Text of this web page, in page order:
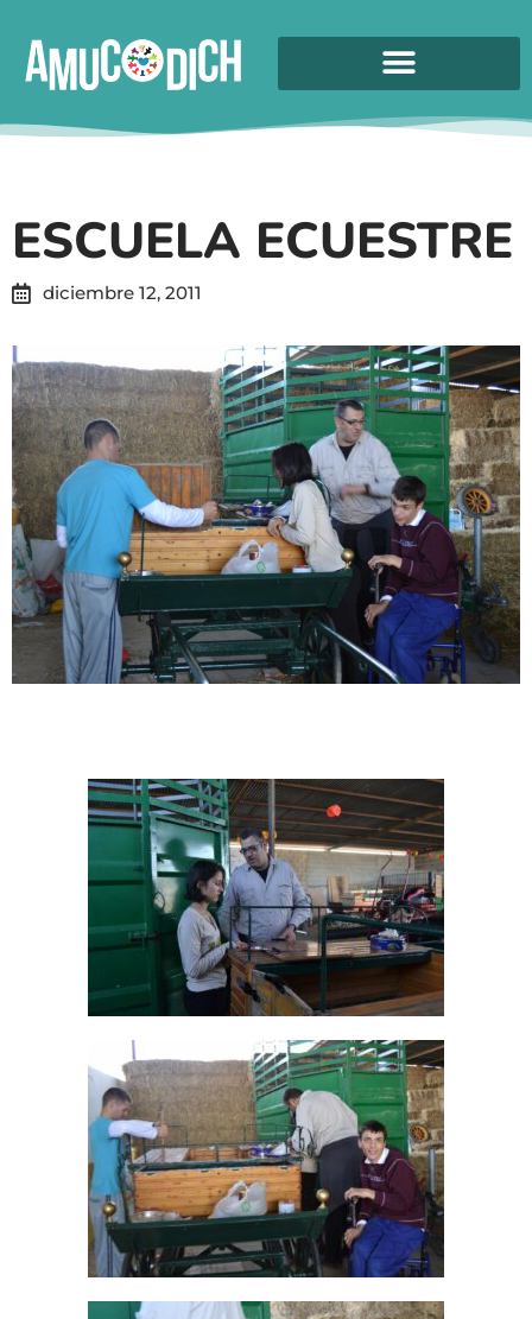
ESCUELA ECUESTRE
diciembre 12, 2011